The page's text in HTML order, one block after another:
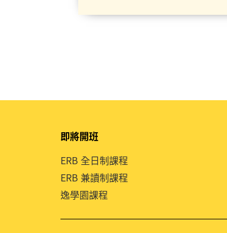
即將開班
ERB 全日制課程
ERB 兼讀制課程
逸學園課程